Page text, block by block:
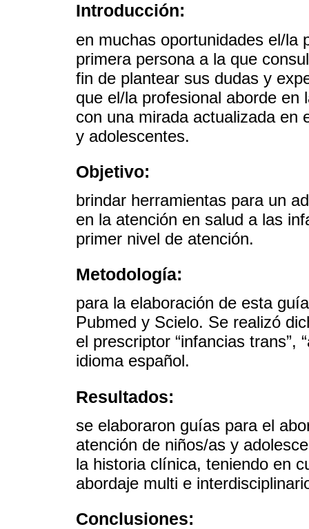
Introducción:
en muchas oportunidades el/la
primera persona a la que
fin de plantear sus dudas y
que el/la profesional aborde
con una mirada actualizada en
y adolescentes.
Objetivo:
brindar herramientas para un
en la atención en salud a las
primer nivel de atención.
Metodología:
para la elaboración de esta
Pubmed y Scielo. Se realizó
el prescriptor “infancias trans”,
idioma español.
Resultados:
se elaboraron guías para el
atención de niños/as y
la historia clínica, teniendo en
abordaje multi e
Conclusiones: